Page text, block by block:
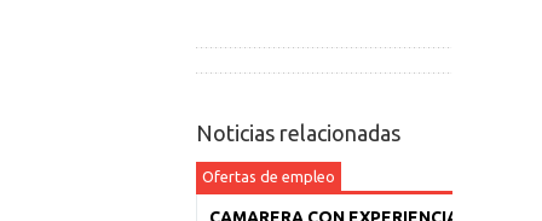
Noticias relacionadas
Ofertas de empleo